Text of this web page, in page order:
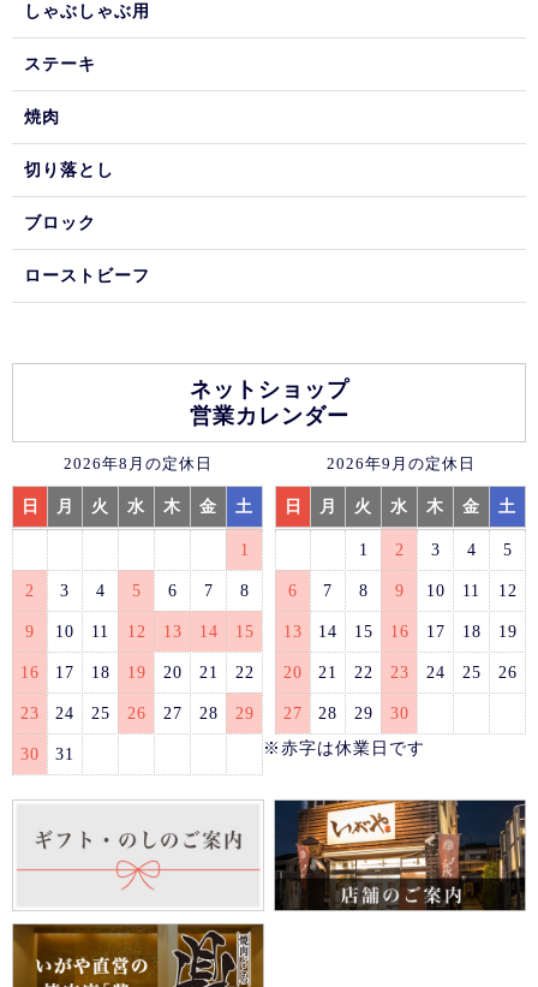
しゃぶしゃぶ用
ステーキ
焼肉
切り落とし
ブロック
ローストビーフ
ネットショップ
営業カレンダー
2026年8月の定休日
日 月 火 水 木 金 土
1
2 3 4 5 6 7 8
9 10 11 12 13 14 15
16 17 18 19 20 21 22
23 24 25 26 27 28 29
30 31
2026年9月の定休日
日 月 火 水 木 金 土
1 2 3 4 5
6 7 8 9 10 11 12
13 14 15 16 17 18 19
20 21 22 23 24 25 26
27 28 29
30
※赤字は休業日です